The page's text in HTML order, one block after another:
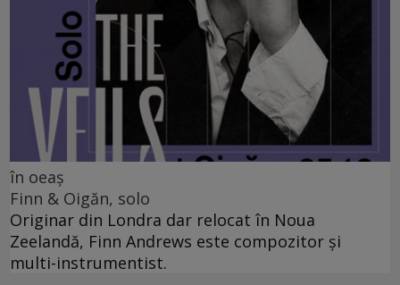
în oeaș
Finn & Oigăn, solo
Originar din Londra dar relocat în Noua
Zeelandă, Finn Andrews este compozitor și
multi-instrumentist.